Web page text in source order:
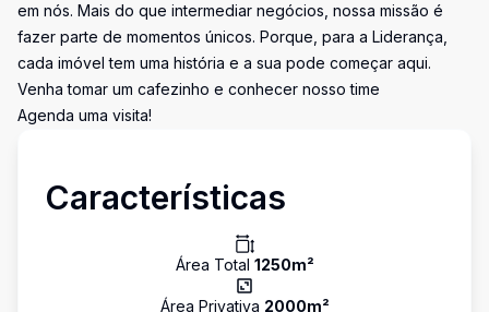
em nós. Mais do que intermediar negócios, nossa missão é
fazer parte de momentos únicos. Porque, para a Liderança,
cada imóvel tem uma história e a sua pode começar aqui.
Venha tomar um cafezinho e conhecer nosso time
Agenda uma visita!
Características
Área Total 1250m²
Área Privativa 2000m²